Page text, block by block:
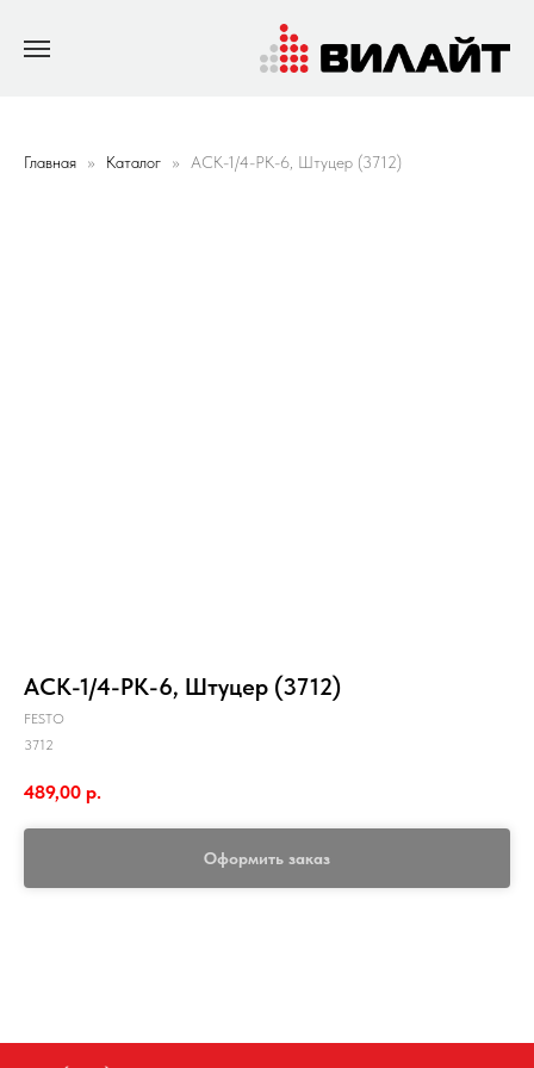
Главная Каталог ACK-1/4-PK-6, Штуцер (3712)
ACK-1/4-PK-6, Штуцер (3712)
FESTO
3712
489,00 р.
Оформить заказ